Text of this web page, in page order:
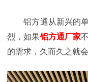
铝方通从新兴的单
烈，如果铝方通厂家
的需求，久而久之就会